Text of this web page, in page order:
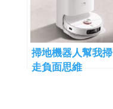
掃地機器人幫我掃
走負面思維